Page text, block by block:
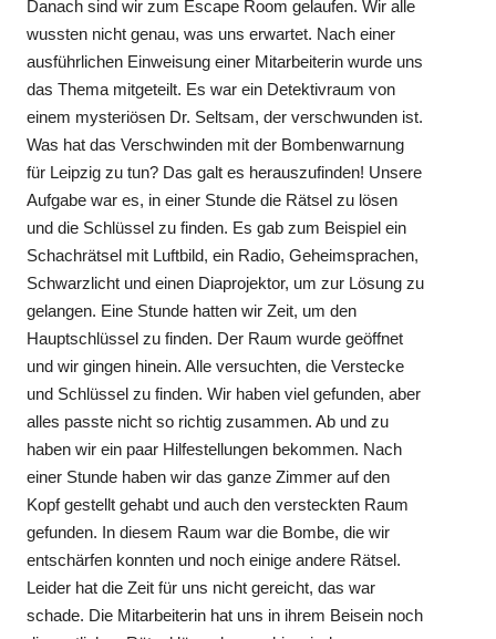
Danach sind wir zum Escape Room gelaufen. Wir alle
wussten nicht genau, was uns erwartet. Nach einer
ausführlichen Einweisung einer Mitarbeiterin wurde uns
das Thema mitgeteilt. Es war ein Detektivraum von
einem mysteriösen Dr. Seltsam, der verschwunden ist.
Was hat das Verschwinden mit der Bombenwarnung
für Leipzig zu tun? Das galt es herauszufinden! Unsere
Aufgabe war es, in einer Stunde die Rätsel zu lösen
und die Schlüssel zu finden. Es gab zum Beispiel ein
Schachrätsel mit Luftbild, ein Radio, Geheimsprachen,
Schwarzlicht und einen Diaprojektor, um zur Lösung zu
gelangen. Eine Stunde hatten wir Zeit, um den
Hauptschlüssel zu finden. Der Raum wurde geöffnet
und wir gingen hinein. Alle versuchten, die Verstecke
und Schlüssel zu finden. Wir haben viel gefunden, aber
alles passte nicht so richtig zusammen. Ab und zu
haben wir ein paar Hilfestellungen bekommen. Nach
einer Stunde haben wir das ganze Zimmer auf den
Kopf gestellt gehabt und auch den versteckten Raum
gefunden. In diesem Raum war die Bombe, die wir
entschärfen konnten und noch einige andere Rätsel.
Leider hat die Zeit für uns nicht gereicht, das war
schade. Die Mitarbeiterin hat uns in ihrem Beisein noch